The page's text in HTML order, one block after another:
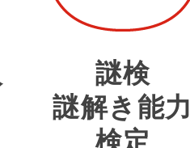
謎検
謎解き能
検定